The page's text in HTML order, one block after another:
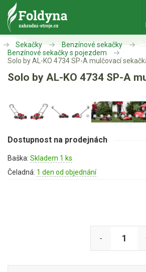
Zahradní traktory
Zahradní ridery
Příslušenství
Sekačky
Benzínové sekačky
Sekačky
Benzínové sekačky
Benzínové sekačky s pojezdem
Solo by AL-KO 4734 SP-A mulčovací
Solo by AL-KO 4734 SP-A
Dostupnost na prodejnách
Baška: Skladem 1 ks
Čeladná: 1 den od objednání
-